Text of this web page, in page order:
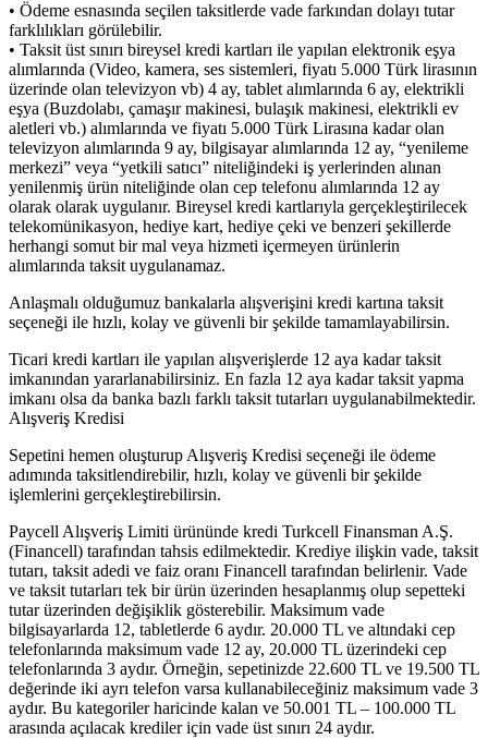
• Ödeme esnasında seçilen taksitlerde vade farkından dolayı tutar
farklılıkları görülebilir.
• Taksit üst sınırı bireysel kredi kartları ile yapılan elektronik eşya
alımlarında (Video, kamera, ses sistemleri, fiyatı 5.000 Türk lirasının
üzerinde olan televizyon vb) 4 ay, tablet alımlarında 6 ay, elektrikli
eşya (Buzdolabı, çamaşır makinesi, bulaşık makinesi, elektrikli ev
aletleri vb.) alımlarında ve fiyatı 5.000 Türk Lirasına kadar olan
televizyon alımlarında 9 ay, bilgisayar alımlarında 12 ay, “yenileme
merkezi” veya “yetkili satıcı” niteliğindeki iş yerlerinden alınan
yenilenmiş ürün niteliğinde olan cep telefonu alımlarında 12 ay
olarak olarak uygulanır. Bireysel kredi kartlarıyla gerçekleştirilecek
telekomünikasyon, hediye kart, hediye çeki ve benzeri şekillerde
herhangi somut bir mal veya hizmeti içermeyen ürünlerin
alımlarında taksit uygulanamaz.
Anlaşmalı olduğumuz bankalarla alışverişini kredi kartına taksit
seçeneği ile hızlı, kolay ve güvenli bir şekilde tamamlayabilirsin.
Ticari kredi kartları ile yapılan alışverişlerde 12 aya kadar taksit
imkanından yararlanabilirsiniz. En fazla 12 aya kadar taksit yapma
imkanı olsa da banka bazlı farklı taksit tutarları uygulanabilmektedir.
Alışveriş Kredisi
Sepetini hemen oluşturup Alışveriş Kredisi seçeneği ile ödeme
adımında taksitlendirebilir, hızlı, kolay ve güvenli bir şekilde
işlemlerini gerçekleştirebilirsin.
Paycell Alışveriş Limiti ürününde kredi Turkcell Finansman A.Ş.
(Financell) tarafından tahsis edilmektedir. Krediye ilişkin vade, taksit
tutarı, taksit adedi ve faiz oranı Financell tarafından belirlenir. Vade
ve taksit tutarları tek bir ürün üzerinden hesaplanmış olup sepetteki
tutar üzerinden değişiklik gösterebilir. Maksimum vade
bilgisayarlarda 12, tabletlerde 6 aydır. 20.000 TL ve altındaki cep
telefonlarında maksimum vade 12 ay, 20.000 TL üzerindeki cep
telefonlarında 3 aydır. Örneğin, sepetinizde 22.600 TL ve 19.500 TL
değerinde iki ayrı telefon varsa kullanabileceğiniz maksimum vade 3
aydır. Bu kategoriler haricinde kalan ve 50.001 TL – 100.000 TL
arasında açılacak krediler için vade üst sınırı 24 aydır.